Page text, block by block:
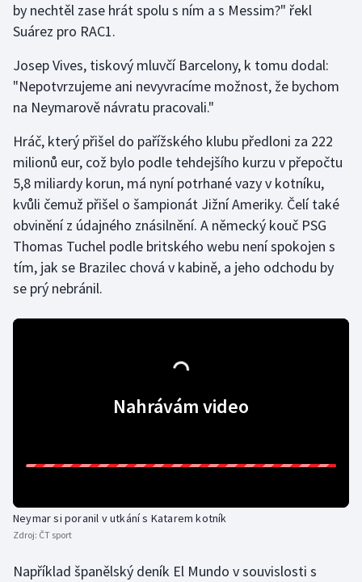
Gymnastika
Jezdectví
Judo
Krasobruslení
Lezení
Lyže a snowboard
Moderní pětiboj
Ragby
by nechtěl zase hrát spolu s ním a s Messim?" řekl
Suárez pro RAC1.
Josep Vives, tiskový mluvčí Barcelony, k tomu dodal:
"Nepotvrzujeme ani nevyvracíme možnost, že bychom
na Neymarově návratu pracovali."
Hráč, který přišel do pařížského klubu předloni za 222
milionů eur, což bylo podle tehdejšího kurzu v přepočtu
5,8 miliardy korun, má nyní potrhané vazy v kotníku,
kvůli čemuž přišel o šampionát Jižní Ameriky. Čelí také
obvinění z údajného znásilnění. A německý kouč PSG
Thomas Tuchel podle britského webu není spokojen s
tím, jak se Brazilec chová v kabině, a jeho odchodu by
se prý nebránil.
Nahrávám video
Neymar si poranil v utkání s Katarem kotník
Zdroj: ČT sport
Například španělský deník El Mundo v souvislosti s